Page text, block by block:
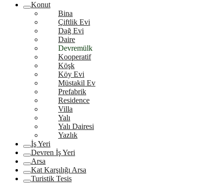
Konut
Bina
Çiftlik Evi
Dağ Evi
Daire
Devremülk
Kooperatif
Köşk
Köy Evi
Müstakil Ev
Prefabrik
Residence
Villa
Yalı
Yalı Dairesi
Yazlık
İş Yeri
Devren İş Yeri
Arsa
Kat Karşılığı Arsa
Turistik Tesis